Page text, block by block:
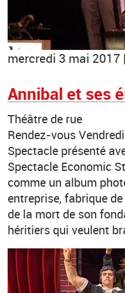
mercredi 3 mai 2017 |
Annibal et ses
Théâtre de rue
Rendez-vous
Spectacle présenté
Spectacle Economic
comme un album
entreprise, fabrique
de la mort de son
héritiers qui veulent